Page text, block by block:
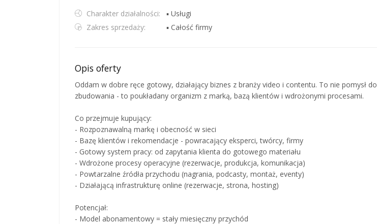
Charakter działalności:
▪ Usługi
Zakres sprzedaży:
▪ Całość firmy
Opis oferty
Oddam w dobre ręce gotowy, działający biznes z branży video i contentu. To nie pomysł do
zbudowania - to poukładany organizm z marką, bazą klientów i wdrożonymi procesami.
Co przejmuje kupujący:
- Rozpoznawalną markę i obecność w sieci
- Bazę klientów i rekomendacje - powracający eksperci, twórcy, firmy
- Gotowy system pracy: od zapytania klienta do gotowego materiału
- Wdrożone procesy operacyjne (rezerwacje, produkcja, komunikacja)
- Powtarzalne źródła przychodu (nagrania, podcasty, montaż, eventy)
- Działającą infrastrukturę online (rezerwacje, strona, hosting)
Potencjał:
- Model abonamentowy = stały miesięczny przychód